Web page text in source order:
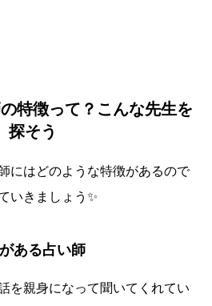
特徴って？こんな先生を
探そう
にはどのような特徴があるので
いきましょう✨
ある占い師
を親身になって聞いてくれてい